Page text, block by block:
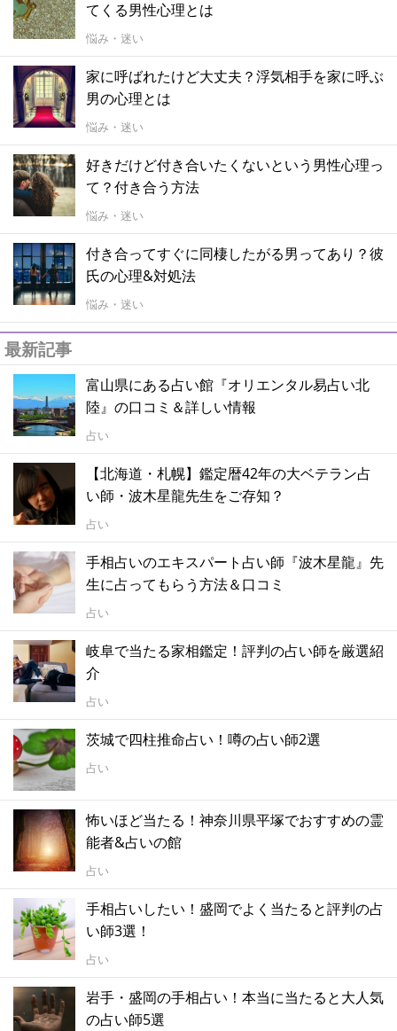
てくる男性心理とは
悩み・迷い
家に呼ばれたけど大丈夫？浮気相手を家に呼ぶ
男の心理とは
悩み・迷い
好きだけど付き合いたくないという男性心理っ
て？付き合う方法
悩み・迷い
付き合ってすぐに同棲したがる男ってあり？彼
氏の心理&対処法
悩み・迷い
最新記事
富山県にある占い館『オリエンタル易占い北
陸』の口コミ＆詳しい情報
占い
【北海道・札幌】鑑定暦42年の大ベテラン占
い師・波木星龍先生をご存知？
占い
手相占いのエキスパート占い師『波木星龍』先
生に占ってもらう方法＆口コミ
占い
岐阜で当たる家相鑑定！評判の占い師を厳選紹
介
占い
茨城で四柱推命占い！噂の占い師2選
占い
怖いほど当たる！神奈川県平塚でおすすめの霊
能者&占いの館
占い
手相占いしたい！盛岡でよく当たると評判の占
い師3選！
占い
岩手・盛岡の手相占い！本当に当たると大人気
の占い師5選